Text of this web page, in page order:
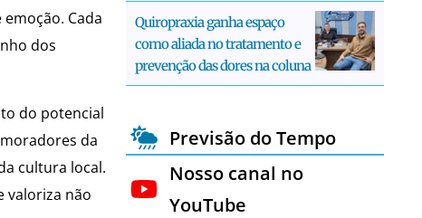
Cada
dos
do potencial
da
cultura local.
valoriza não
Quiropraxia ganha espaço
como aliada no tratamento e
prevenção das dores na coluna
Previsão do Tempo
Nosso canal no
YouTube